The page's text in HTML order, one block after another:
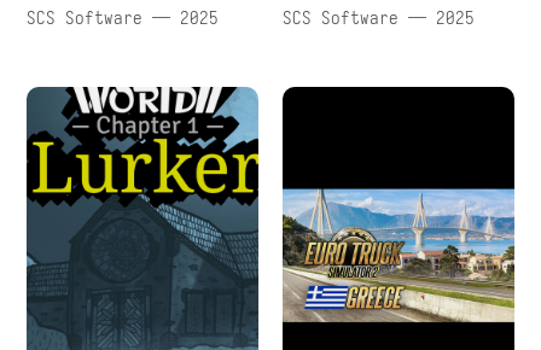
SCS Software — 2025 SCS Software — 2025